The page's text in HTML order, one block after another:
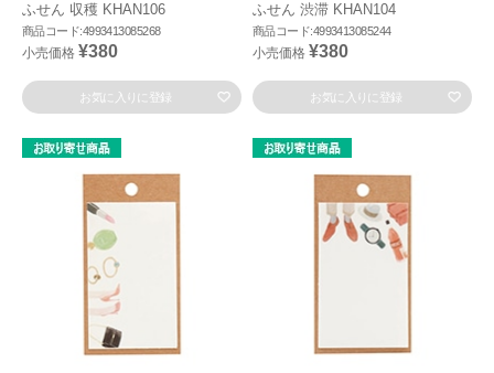
ふせん 収穫 KHAN106
商品コード:4993413085268
小売価格 ¥380
お気に入りに登録
ふせん 渋滞 KHAN104
商品コード:4993413085244
小売価格 ¥380
お気に入りに登録